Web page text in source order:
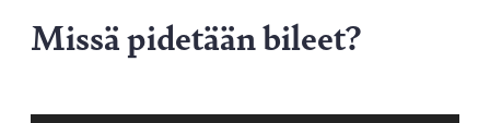
Missä pidetään bileet?